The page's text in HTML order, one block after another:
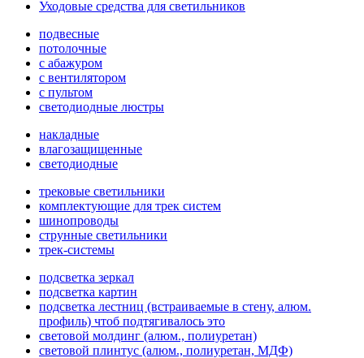
Уходовые средства для светильников
подвесные
потолочные
с абажуром
с вентилятором
с пультом
светодиодные люстры
накладные
влагозащищенные
светодиодные
трековые светильники
комплектующие для трек систем
шинопроводы
струнные светильники
трек-системы
подсветка зеркал
подсветка картин
подсветка лестниц (встраиваемые в стену, алюм.
профиль) чтоб подтягивалось это
световой молдинг (алюм., полиуретан)
световой плинтус (алюм., полиуретан, МДФ)